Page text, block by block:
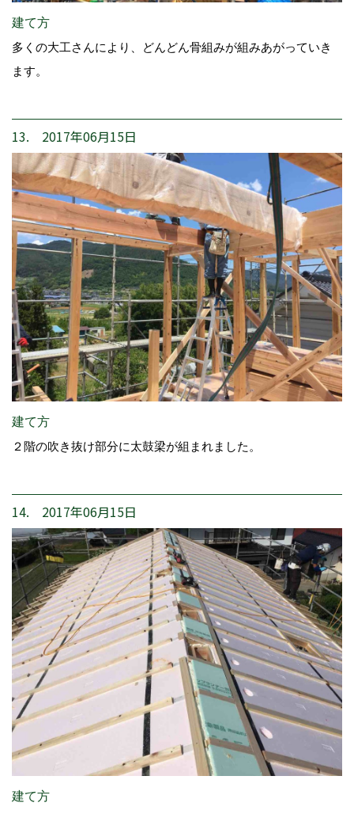
建て方
多くの大工さんにより、どんどん骨組みが組みあがっていき
ます。
13. 2017年06月15日
建て方
２階の吹き抜け部分に太鼓梁が組まれました。
14. 2017年06月15日
建て方